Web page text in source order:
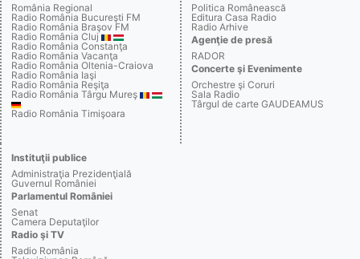
România Regional
Radio România Bucureşti FM
Radio România Braşov FM
Radio România Cluj
Radio România Constanţa
Radio România Vacanţa
Radio România Oltenia-Craiova
Radio România Iaşi
Radio România Reşiţa
Radio România Târgu Mureş
Radio România Timişoara
Politica Românească
Editura Casa Radio
Radio Arhive
Agenţie de presă
RADOR
Concerte şi Evenimente
Orchestre şi Coruri
Sala Radio
Târgul de carte GAUDEAMUS
Instituţii publice
Administraţia Prezidenţială
Guvernul României
Parlamentul României
Senat
Camera Deputaţilor
Radio şi TV
Radio România